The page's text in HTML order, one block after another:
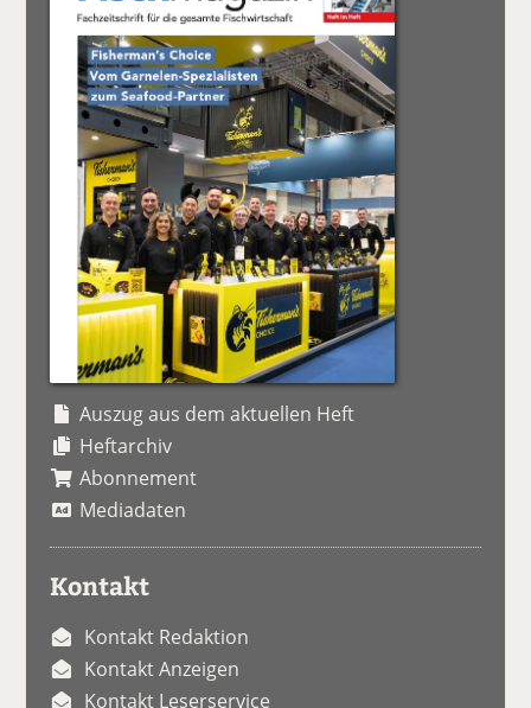
Auszug aus dem aktuellen Heft
Heftarchiv
Abonnement
Mediadaten
Kontakt
Kontakt Redaktion
Kontakt Anzeigen
Kontakt Leserservice